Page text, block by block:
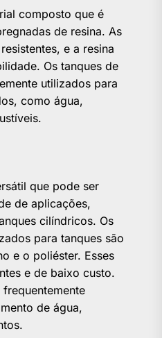
composto que é
de resina. As
e a resina
Os tanques de
utilizados para
como água,
que pode ser
de aplicações,
cilíndricos. Os
para tanques são
e o poliéster. Esses
e de baixo custo.
de água,